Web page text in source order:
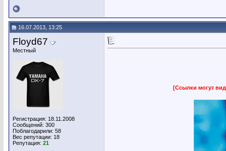
16.07.2013, 13:25
Floyd67
Местный
Регистрация: 18.11.2008
Сообщений: 300
Поблагодарили: 58
Вес репутации: 18
Репутация: 21
[Ссылки могут